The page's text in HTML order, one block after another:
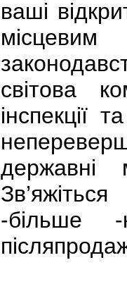
ваші
світова
інспекції
державні
-більше -